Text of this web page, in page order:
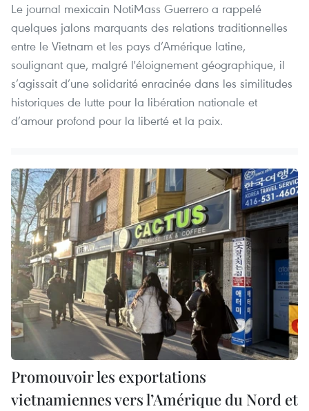
Le journal mexicain NotiMass Guerrero a rappelé
quelques jalons marquants des relations traditionnelles
entre le Vietnam et les pays d’Amérique latine,
soulignant que, malgré l'éloignement géographique, il
s’agissait d’une solidarité enracinée dans les similitudes
historiques de lutte pour la libération nationale et
d’amour profond pour la liberté et la paix.
Promouvoir les exportations
vietnamiennes vers l’Amérique du Nord et